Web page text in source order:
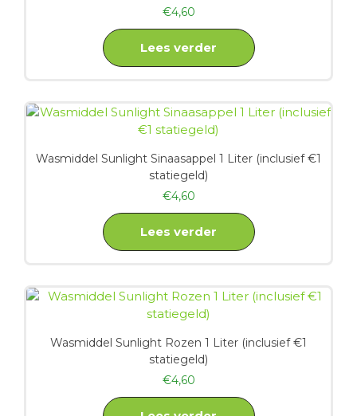
€4,60
Lees verder
Wasmiddel Sunlight Sinaasappel 1 Liter (inclusief €1
statiegeld)
€4,60
Lees verder
Wasmiddel Sunlight Rozen 1 Liter (inclusief €1
statiegeld)
€4,60